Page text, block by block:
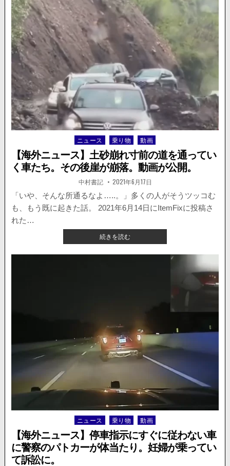
故。
ス】
怖
ッ..。
駐
車
場
で
き
た
に
車
が
吸
い
込
ま
れ
る。
け
が
な
Posted
in
ニュース 乗り物 動画
【海外ニュース】土砂崩れ寸前の道を通ってい
く車たち。その後崖が崩落。動画が公開。
著
者:
中村書記 掲
載
2021年6月17日
「いや、そんな所通るなよ…..。」多くの人がそうツッコむ
も、もう既に起きた話。 2021年6月14日にItemFixに投稿さ
れた…
続きを読む【海
外
ニ
寸
前
の
道
っ
い
く
車
た
ち。
Posted
in
ニュース 乗り物 動画
【海外ニュース】停車指示にすぐに従わない車
に警察のパトカーが体当たり。妊婦が乗ってい
て訴訟に。